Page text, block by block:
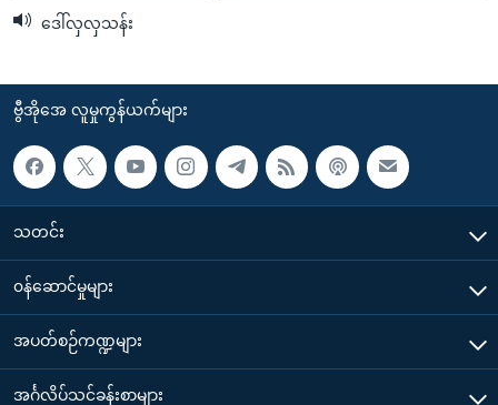
ဒေါ်လှလှသန်း
ဗွီအိုအေ လူမှုကွန်ယက်များ
သတင်း
၀န်ဆောင်မှုများ
အပတ်စဉ်ကဏ္ဍများ
အင်္ဂလိပ်သင်ခန်းစာများ